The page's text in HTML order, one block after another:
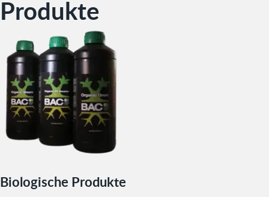
Produkte
Biologische Produkte